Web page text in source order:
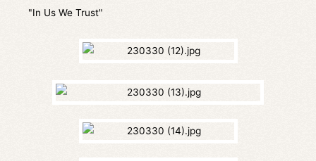
"In Us We Trust"